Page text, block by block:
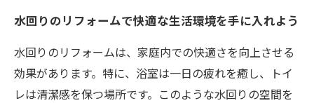
で考慮すべきポイント
水回りリフォームのスペシャリストに相談し
て、最高のリフォームを手に入れよう
水回りのリフォームで快適な生活環境を手に入れよう
水回りのリフォームは、家庭内での快適さを向上させる
効果があります。特に、浴室は一日の疲れを癒し、トイ
レは清潔感を保つ場所です。このような水回りの空間を